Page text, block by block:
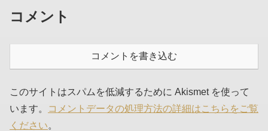
コメント
コメントを書き込む
このサイトはスパムを低減するために Akismet を使って
います。
コメントデータの処理方法の詳細はこちらをご覧
ください。